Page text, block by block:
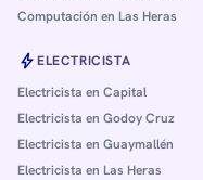
Computación en Las Heras
boltELECTRICISTA
Electricista en Capital
Electricista en Godoy Cruz
Electricista en Guaymallén
Electricista en Las Heras